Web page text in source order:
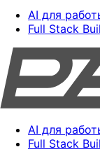
AI для
Full Stack
AI для
Full Stack